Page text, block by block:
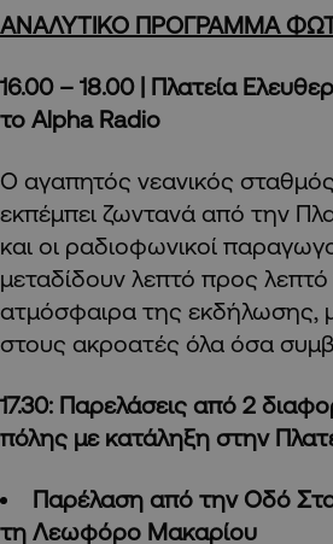
ΑΝΑΛΥΤΙΚΟ ΠΡΟΓΡΑΜΜΑ
16.00 – 18.00 | Πλατεία
το Alpha Radio
Ο αγαπητός νεανικός
εκπέμπει ζωντανά από την
και οι ραδιοφωνικοί
μεταδίδουν λεπτό προς
ατμόσφαιρα της εκδήλωσης,
στους ακροατές όλα όσα
17.30: Παρελάσεις από 2
πόλης με κατάληξη στην
Παρέλαση από την Οδό
τη Λεωφόρο Μακαρίου